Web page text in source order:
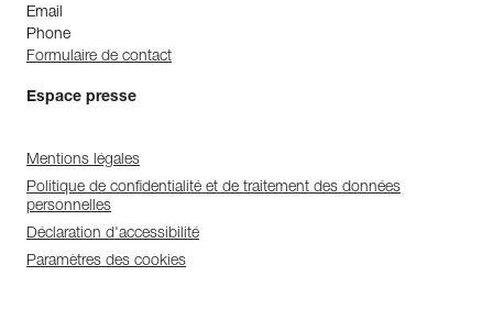
Email
Phone
Formulaire de contact
Espace presse
Mentions légales
Politique de confidentialité et de traitement des données
personnelles
Déclaration d'accessibilité
Paramètres des cookies